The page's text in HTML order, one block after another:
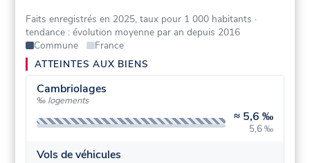
Faits enregistrés en 2025, taux pour 1 000 habitants ·
tendance : évolution moyenne par an depuis 2016
Commune
France
ATTEINTES AUX BIENS
Cambriolages
‰ logements
≈ 5,6 ‰
5,6 ‰
Vols de véhicules